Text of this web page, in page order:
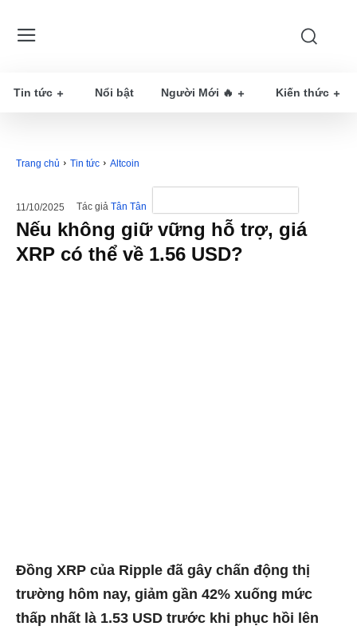
Tin tức Nổi bật Người Mới 🔥 Kiến thức
Trang chủ Tin tức Altcoin
11/10/2025 Tác giả Tân Tân
Nếu không giữ vững hỗ trợ, giá
XRP có thể về 1.56 USD?
Đồng XRP của Ripple đã gây chấn động thị
trường hôm nay, giảm gần 42% xuống mức
thấp nhất là 1.53 USD trước khi phục hồi lên